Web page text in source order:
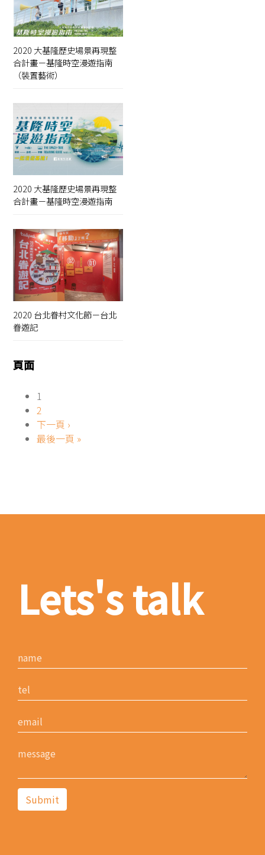
2020 大基隆歷史場景再現整
合計畫－基隆時空漫遊指南
（裝置藝術）
2020 大基隆歷史場景再現整
合計畫－基隆時空漫遊指南
2020 台北眷村文化節－台北
眷遊記
頁面
1
2
下一頁 ›
最後一頁 »
Lets's talk